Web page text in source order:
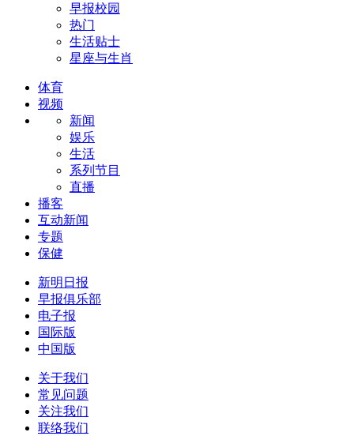
早报校园
热门
生活贴士
星座与生肖
体育
视频
新闻
娱乐
生活
系列节目
直播
播客
互动新闻
专题
保健
新明日报
早报俱乐部
电子报
国际版
中国版
关于我们
常见问题
关注我们
联络我们